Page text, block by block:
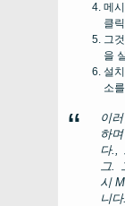
메
클릭
그
을
설
소
이
하
다.,
그.
시
니다.